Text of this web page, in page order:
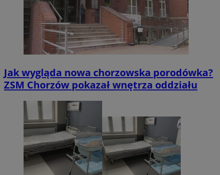
Jak wygląda nowa chorzowska porodówka?
ZSM Chorzów pokazał wnętrza oddziału